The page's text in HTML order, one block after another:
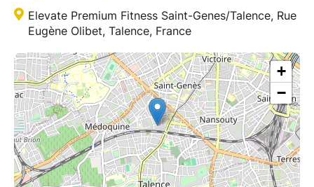
Elevate Premium Fitness Saint-Genes/Talence, Rue
Eugène Olibet, Talence, France
+
−